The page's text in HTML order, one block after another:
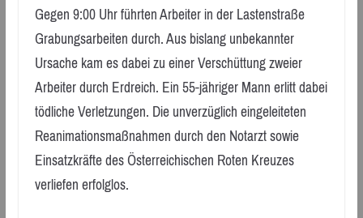
Gegen 9:00 Uhr führten Arbeiter in der Lastenstraße
Grabungsarbeiten durch. Aus bislang unbekannter
Ursache kam es dabei zu einer Verschüttung zweier
Arbeiter durch Erdreich. Ein 55-jähriger Mann erlitt dabei
tödliche Verletzungen. Die unverzüglich eingeleiteten
Reanimationsmaßnahmen durch den Notarzt sowie
Einsatzkräfte des Österreichischen Roten Kreuzes
verliefen erfolglos.